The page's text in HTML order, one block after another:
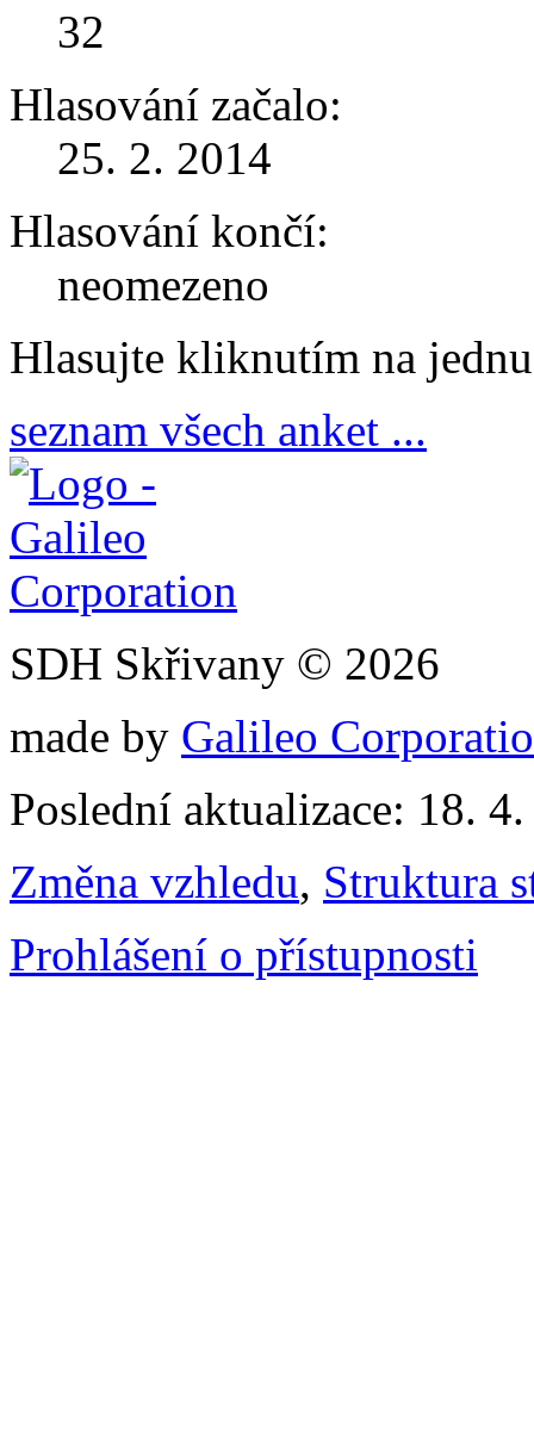
32
Hlasování začalo:
25. 2. 2014
Hlasování končí:
neomezeno
Hlasujte kliknutím na
seznam všech anket ...
SDH Skřivany © 2026
made by Galileo
Poslední aktualizace: 18.
Změna vzhledu, Struktura
Prohlášení o přístupnosti